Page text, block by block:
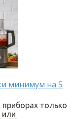
минимум на 5
только
или